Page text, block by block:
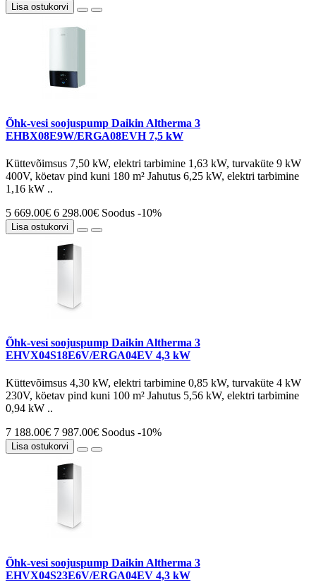
Lisa ostukorvi
Õhk-vesi soojuspump Daikin Altherma 3
EHBX08E9W/ERGA08EVH 7,5 kW
Küttevõimsus 7,50 kW, elektri tarbimine 1,63 kW, turvaküte 9 kW
400V, köetav pind kuni 180 m² Jahutus 6,25 kW, elektri tarbimine
1,16 kW ..
5 669.00€ 6 298.00€ Soodus -10%
Lisa ostukorvi
Õhk-vesi soojuspump Daikin Altherma 3
EHVX04S18E6V/ERGA04EV 4,3 kW
Küttevõimsus 4,30 kW, elektri tarbimine 0,85 kW, turvaküte 4 kW
230V, köetav pind kuni 100 m² Jahutus 5,56 kW, elektri tarbimine
0,94 kW ..
7 188.00€ 7 987.00€ Soodus -10%
Lisa ostukorvi
Õhk-vesi soojuspump Daikin Altherma 3
EHVX04S23E6V/ERGA04EV 4,3 kW